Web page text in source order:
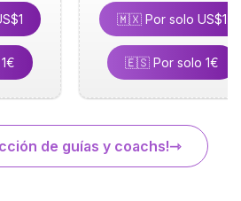
🇲🇽 Por solo US$1
🇪🇸 Por solo 1€
de guías y coachs!